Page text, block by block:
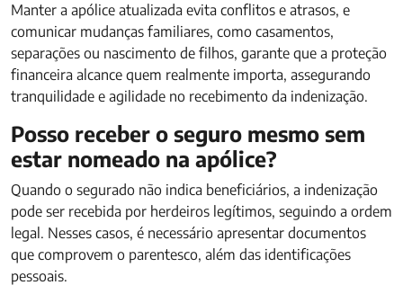
Manter a apólice atualizada evita conflitos e atrasos, e
comunicar mudanças familiares, como casamentos,
separações ou nascimento de filhos, garante que a proteção
financeira alcance quem realmente importa, assegurando
tranquilidade e agilidade no recebimento da indenização.
Posso receber o seguro mesmo sem
estar nomeado na apólice?
Quando o segurado não indica beneficiários, a indenização
pode ser recebida por herdeiros legítimos, seguindo a ordem
legal. Nesses casos, é necessário apresentar documentos
que comprovem o parentesco, além das identificações
pessoais.